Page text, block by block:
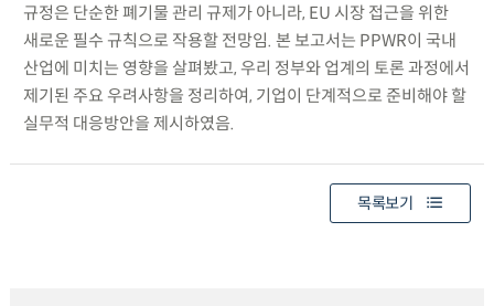
규정은 단순한 폐기물 관리 규제가 아니라, EU 시장 접근을 위한
새로운 필수 규칙으로 작용할 전망임. 본 보고서는 PPWR이 국내
산업에 미치는 영향을 살펴봤고, 우리 정부와 업계의 토론 과정에서
제기된 주요 우려사항을 정리하여, 기업이 단계적으로 준비해야 할
실무적 대응방안을 제시하였음.
목록보기